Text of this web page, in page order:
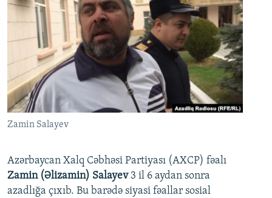
Zamin Salayev
Azərbaycan Xalq Cəbhəsi Partiyası (AXCP) fəalı
Zamin (Əlizamin) Salayev 3 il 6 aydan sonra
azadlığa çıxıb. Bu barədə siyasi fəallar sosial